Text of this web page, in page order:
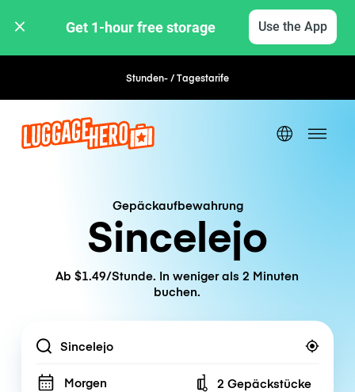
Get 1-hour free storage Use the App
Stunden- / TagestarifeFlexible Buchung
Gepäckaufbewahrung
Sincelejo
Ab $1.49/Stunde. In weniger als 2 Minuten
buchen.
Location
Morgen Number of bags
2 Gepäckstücke